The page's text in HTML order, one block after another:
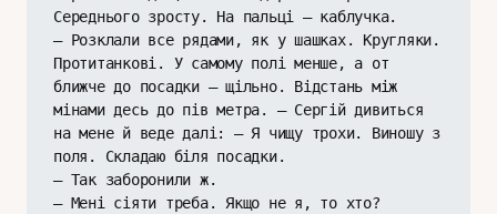
Середнього зросту. На пальці – каблучка.
– Розклали все рядами, як у шашках. Кругляки.
Протитанкові. У самому полі менше, а от
ближче до посадки – щільно. Відстань між
мінами десь до пів метра. – Сергій дивиться
на мене й веде далі: – Я чищу трохи. Виношу з
поля. Складаю біля посадки.
– Так заборонили ж.
– Мені сіяти треба. Якщо не я, то хто?